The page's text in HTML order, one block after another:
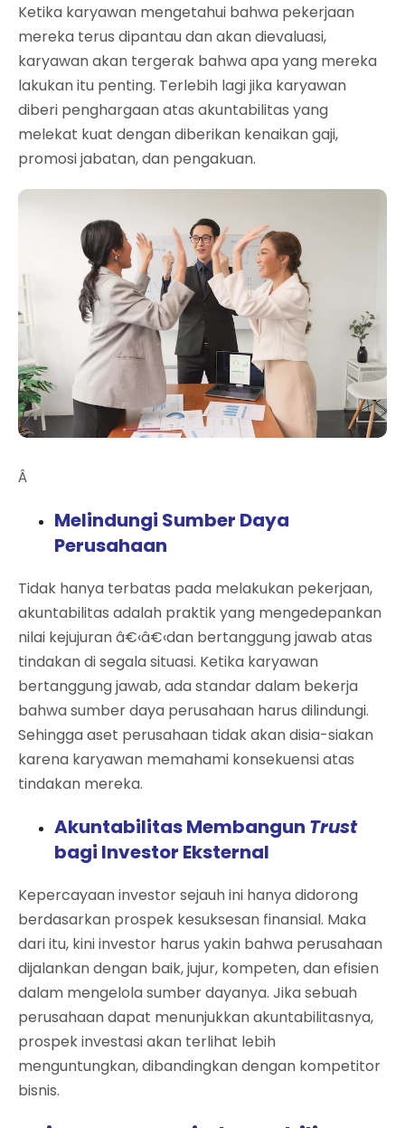
Ketika karyawan mengetahui bahwa pekerjaan
mereka terus dipantau dan akan dievaluasi,
karyawan akan tergerak bahwa apa yang mereka
lakukan itu penting. Terlebih lagi jika karyawan
diberi penghargaan atas akuntabilitas yang
melekat kuat dengan diberikan kenaikan gaji,
promosi jabatan, dan pengakuan.
Â
Melindungi Sumber Daya
Perusahaan
Tidak hanya terbatas pada melakukan pekerjaan,
akuntabilitas adalah praktik yang mengedepankan
nilai kejujuran â€‹â€‹dan bertanggung jawab atas
tindakan di segala situasi. Ketika karyawan
bertanggung jawab, ada standar dalam bekerja
bahwa sumber daya perusahaan harus dilindungi.
Sehingga aset perusahaan tidak akan disia-siakan
karena karyawan memahami konsekuensi atas
tindakan mereka.
Akuntabilitas Membangun Trust
bagi Investor Eksternal
Kepercayaan investor sejauh ini hanya didorong
berdasarkan prospek kesuksesan finansial. Maka
dari itu, kini investor harus yakin bahwa perusahaan
dijalankan dengan baik, jujur, kompeten, dan efisien
dalam mengelola sumber dayanya. Jika sebuah
perusahaan dapat menunjukkan akuntabilitasnya,
prospek investasi akan terlihat lebih
menguntungkan, dibandingkan dengan kompetitor
bisnis.